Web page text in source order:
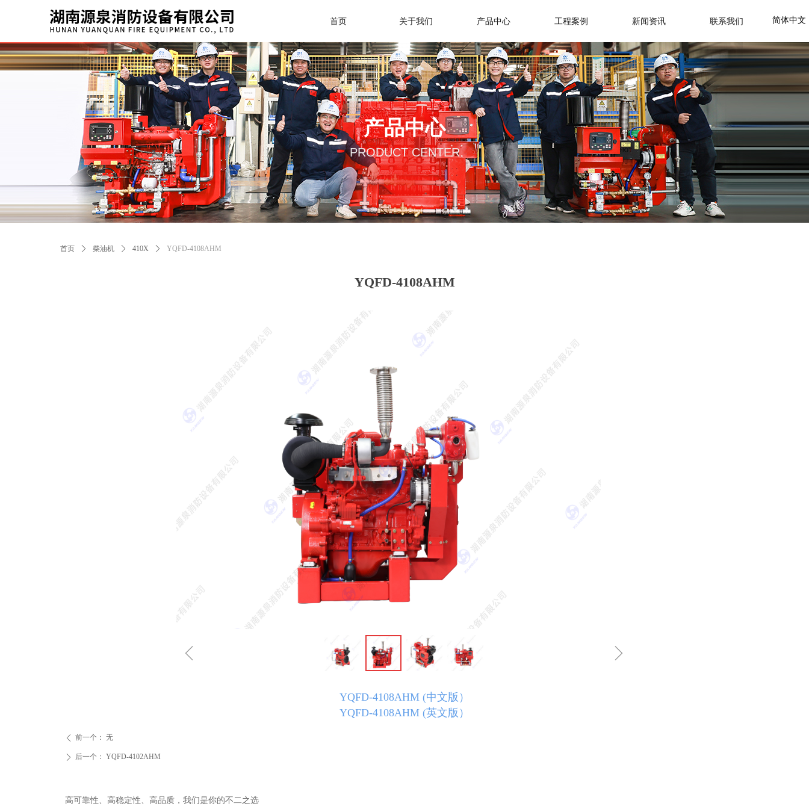
首页 关于我们 产品中心 工程案例 新闻资讯 联系我们 简体中文
首页 ꄲ 柴油机 ꄲ 410X ꄲ YQFD-4108AHM
YQFD-4108AHM
产品中心
PRODUCT CENTER
ꁆ ꁇ
ꄴ 前一个： 无
ꄲ 后一个： YQFD-4102AHM
YQFD-4108AHM (中文版）
YQFD-4108AHM (英文版）
高可靠性、高稳定性、高品质，我们是你的不二之选